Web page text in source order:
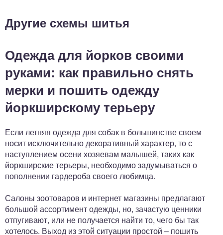
Другие схемы шитья
Одежда для йорков своими
руками: как правильно снять
мерки и пошить одежду
йоркширскому терьеру
Если летняя одежда для собак в большинстве своем
носит исключительно декоративный характер, то с
наступлением осени хозяевам малышей, таких как
йоркширские терьеры, необходимо задумываться о
пополнении гардероба своего любимца.
Салоны зоотоваров и интернет магазины предлагают
большой ассортимент одежды, но, зачастую ценники
отпугивают, или не получается найти то, чего бы так
хотелось. Выход из этой ситуации простой – пошить